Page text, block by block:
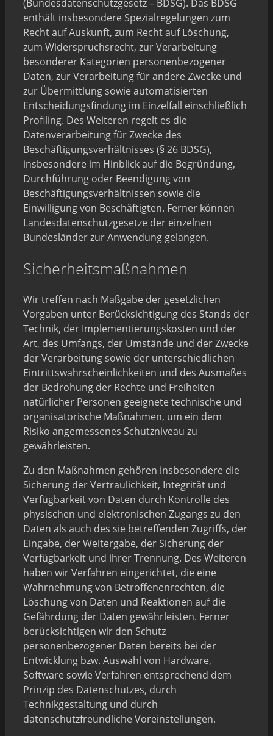
(Bundesdatenschutzgesetz – BDSG). Das BDSG
enthält insbesondere Spezialregelungen zum
Recht auf Auskunft, zum Recht auf Löschung,
zum Widerspruchsrecht, zur Verarbeitung
besonderer Kategorien personenbezogener
Daten, zur Verarbeitung für andere Zwecke und
zur Übermittlung sowie automatisierten
Entscheidungsfindung im Einzelfall einschließlich
Profiling. Des Weiteren regelt es die
Datenverarbeitung für Zwecke des
Beschäftigungsverhältnisses (§ 26 BDSG),
insbesondere im Hinblick auf die Begründung,
Durchführung oder Beendigung von
Beschäftigungsverhältnissen sowie die
Einwilligung von Beschäftigten. Ferner können
Landesdatenschutzgesetze der einzelnen
Bundesländer zur Anwendung gelangen.
Sicherheitsmaßnahmen
Wir treffen nach Maßgabe der gesetzlichen
Vorgaben unter Berücksichtigung des Stands der
Technik, der Implementierungskosten und der
Art, des Umfangs, der Umstände und der Zwecke
der Verarbeitung sowie der unterschiedlichen
Eintrittswahrscheinlichkeiten und des Ausmaßes
der Bedrohung der Rechte und Freiheiten
natürlicher Personen geeignete technische und
organisatorische Maßnahmen, um ein dem
Risiko angemessenes Schutzniveau zu
gewährleisten.
Zu den Maßnahmen gehören insbesondere die
Sicherung der Vertraulichkeit, Integrität und
Verfügbarkeit von Daten durch Kontrolle des
physischen und elektronischen Zugangs zu den
Daten als auch des sie betreffenden Zugriffs, der
Eingabe, der Weitergabe, der Sicherung der
Verfügbarkeit und ihrer Trennung. Des Weiteren
haben wir Verfahren eingerichtet, die eine
Wahrnehmung von Betroffenenrechten, die
Löschung von Daten und Reaktionen auf die
Gefährdung der Daten gewährleisten. Ferner
berücksichtigen wir den Schutz
personenbezogener Daten bereits bei der
Entwicklung bzw. Auswahl von Hardware,
Software sowie Verfahren entsprechend dem
Prinzip des Datenschutzes, durch
Technikgestaltung und durch
datenschutzfreundliche Voreinstellungen.